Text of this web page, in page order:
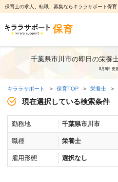
保育士の求人、転職、募集ならキララサポート保育
千葉県市川市の即日の栄養
8月8日 更
キララサポート 保育TOP 栄養士
現在選択している検索条件
勤務地 千葉県市川市
職種 栄養士
雇用形態 選択なし